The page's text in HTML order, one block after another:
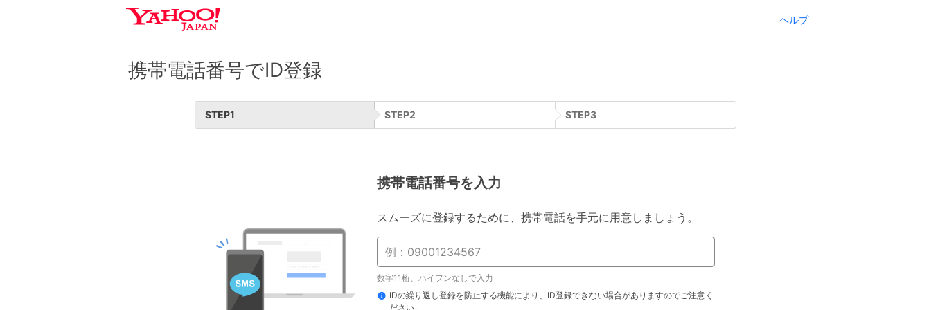
ヘルプ
携帯電話番号でID登録
STEP1 STEP2 STEP3
携帯電話番号を入力
スムーズに登録するために、携帯電話を手元に用意しましょう。
数字11桁、ハイフンなしで入力
IDの繰り返し登録を防止する機能により、ID登録できない場合がありますのでご注意く
ださい。